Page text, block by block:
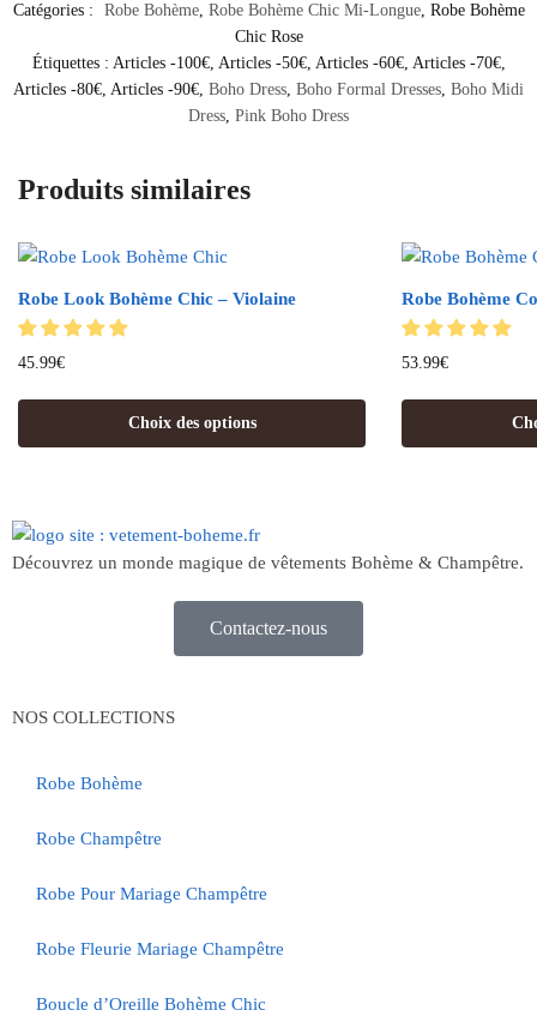
Catégories :
Robe Bohème, Robe Bohème Chic Mi-Longue, Robe Bohème
Chic Rose
Étiquettes : Articles -100€, Articles -50€, Articles -60€, Articles -70€,
Articles -80€, Articles -90€, Boho Dress, Boho Formal Dresses, Boho Midi
Dress, Pink Boho Dress
Produits similaires
Robe Look Bohème Chic – Violaine
45.99€
Choix des options
Robe Bohème
53.99€
Découvrez un monde magique de vêtements Bohème & Champêtre.
Contactez-nous
NOS COLLECTIONS
Robe Bohème
Robe Champêtre
Robe Pour Mariage Champêtre
Robe Fleurie Mariage Champêtre
Boucle d’Oreille Bohème Chic